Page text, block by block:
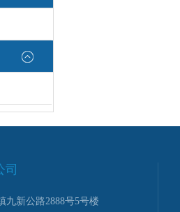
九新公路2888号5号楼